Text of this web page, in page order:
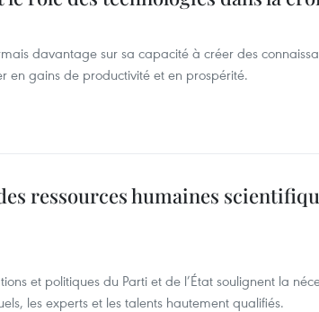
davantage sur sa capacité à créer des
en gains de productivité et en prospérité.
ressources humaines
et politiques du Parti et de l’État soulignent la
les experts et les talents hautement qualifiés.